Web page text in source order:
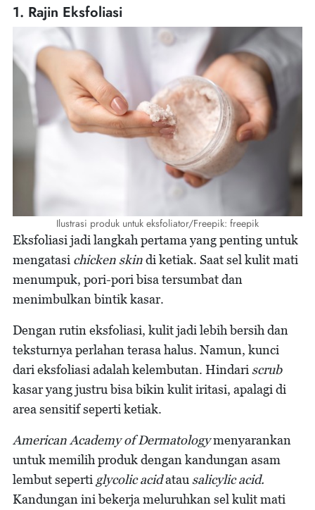
1. Rajin Eksfoliasi
Ilustrasi produk untuk eksfoliator/Freepik: freepik
Eksfoliasi jadi langkah pertama yang penting untuk
mengatasi chicken skindi ketiak. Saat sel kulit mati
menumpuk, pori-pori bisa tersumbat dan
menimbulkan bintik kasar.
Dengan rutin eksfoliasi, kulit jadi lebih bersih dan
teksturnya perlahan terasa halus. Namun, kunci
dari eksfoliasi adalah kelembutan. Hindari scrub
kasar yang justru bisa bikin kulit iritasi, apalagi di
area sensitif seperti ketiak.
American Academy of Dermatologymenyarankan
untuk memilih produk dengan kandungan asam
lembut seperti glycolic acidatau salicylic acid.
Kandungan ini bekerja meluruhkan sel kulit mati